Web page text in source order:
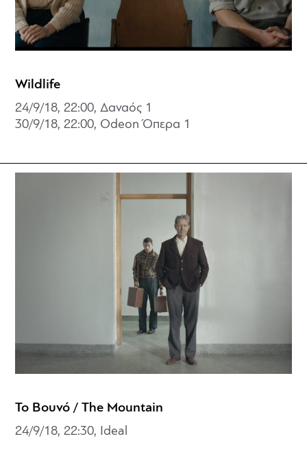
Wildlife
24/9/18, 22:00, Δαναός 1
30/9/18, 22:00, Odeon Όπερα 1
Το Βουνό / The Mountain
24/9/18, 22:30, Ideal